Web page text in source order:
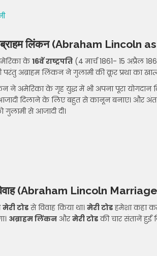
लिंकन(Abraham Lincoln
के16वें राष्ट्रपति (4 मार्च 1861- 15 अप्रैल
परंतु अब्राहम लिंकन ने गुलामी की क्रूर प्रथा का
ने अमेरिका के गृह युद्ध में भी अपना पूरा योगदान
दिलाने के लिए बहुत से कानून बनाए। और
से आजादी दी।
(Abraham Lincoln
मेरी टोडसे विवाह किया था। मेरी टोडहमेशा कहा
अब्राहम लिंकन औरमेरी टोडकी चार संतानें